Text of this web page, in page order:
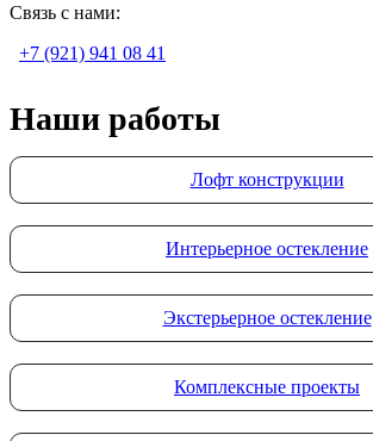
Связь с нами:
+7 (921) 941 08 41
Наши работы
Лофт конструкции
Интерьерное остекление
Экстерьерное остекление
Комплексные проекты